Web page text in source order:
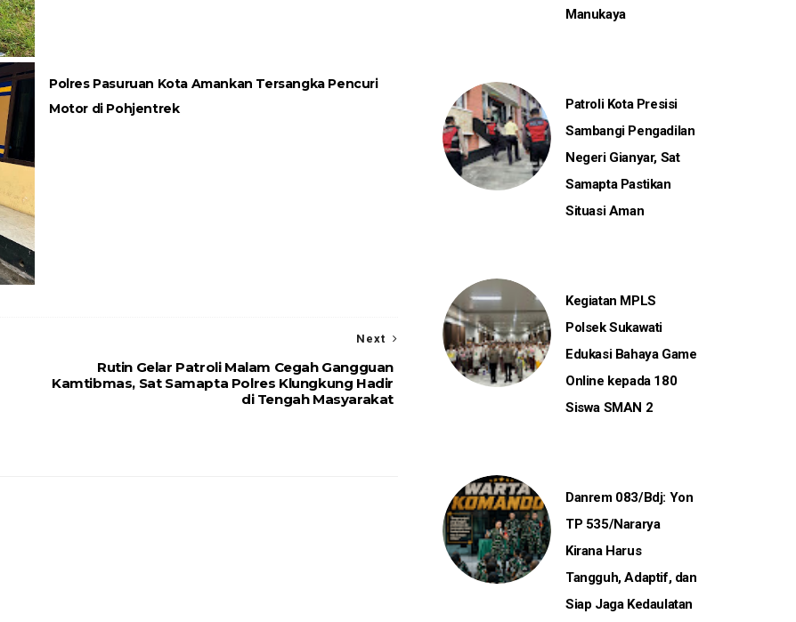
Polres Pasuruan Kota Amankan Tersangka Pencuri
Motor di Pohjentrek
Next
Rutin Gelar Patroli Malam Cegah Gangguan
Kamtibmas, Sat Samapta Polres Klungkung Hadir
di Tengah Masyarakat
Manukaya
Patroli Kota Presisi
Sambangi Pengadilan
Negeri Gianyar, Sat
Samapta Pastikan
Situasi Aman
Kegiatan MPLS
Polsek Sukawati
Edukasi Bahaya Game
Online kepada 180
Siswa SMAN 2
Danrem 083/Bdj: Yon
TP 535/Nararya
Kirana Harus
Tangguh, Adaptif, dan
Siap Jaga Kedaulatan